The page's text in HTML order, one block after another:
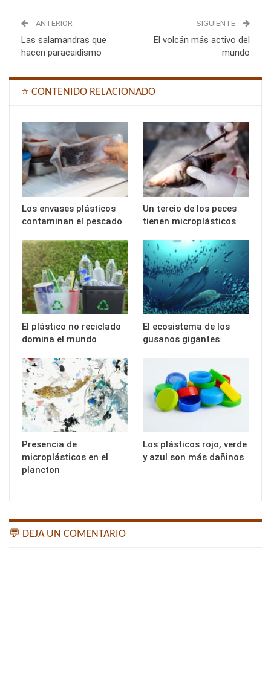
ANTERIOR
Las salamandras que
hacen paracaidismo
SIGUIENTE
El volcán más activo del
mundo
⭐ CONTENIDO RELACIONADO
Los envases plásticos
contaminan el pescado
Un tercio de los peces
tienen microplásticos
El plástico no reciclado
domina el mundo
El ecosistema de los
gusanos gigantes
Presencia de
microplásticos en el
plancton
Los plásticos rojo, verde
y azul son más dañinos
💬 DEJA UN COMENTARIO